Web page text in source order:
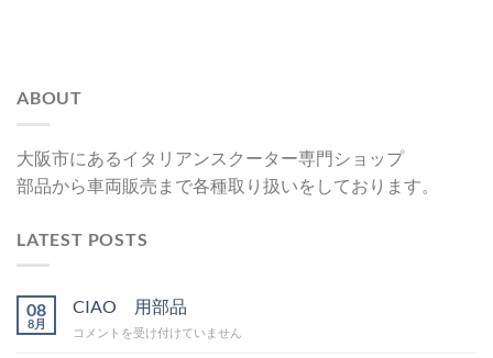
ABOUT
大阪市にあるイタリアンスクーター専門ショップ
部品から車両販売まで各種取り扱いをしております。
LATEST POSTS
08
8月
CIAO 用部品
CIAO
コメントを受け付けていません